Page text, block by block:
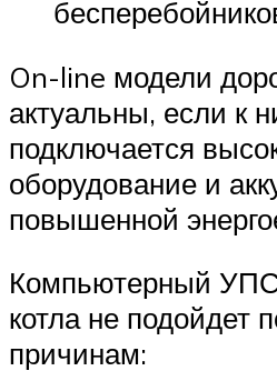
On-line модели
актуальны, если к
подключается
оборудование и
повышенной
Компьютерный УПС
котла не подойдет
причинам: